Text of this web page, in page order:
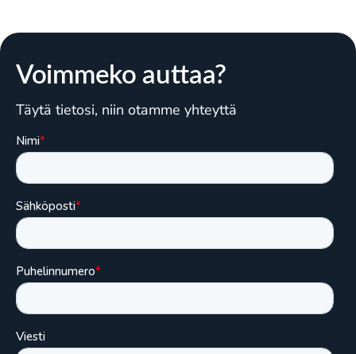
Voimmeko auttaa?
Täytä tietosi, niin otamme yhteyttä